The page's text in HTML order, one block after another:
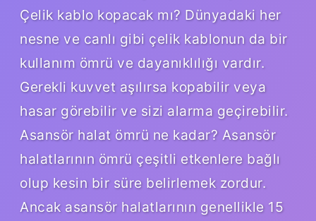
Çelik kablo kopacak mı? Dünyadaki her
nesne ve canlı gibi çelik kablonun da bir
kullanım ömrü ve dayanıklılığı vardır.
Gerekli kuvvet aşılırsa kopabilir veya
hasar görebilir ve sizi alarma geçirebilir.
Asansör halat ömrü ne kadar? Asansör
halatlarının ömrü çeşitli etkenlere bağlı
olup kesin bir süre belirlemek zordur.
Ancak asansör halatlarının genellikle 15